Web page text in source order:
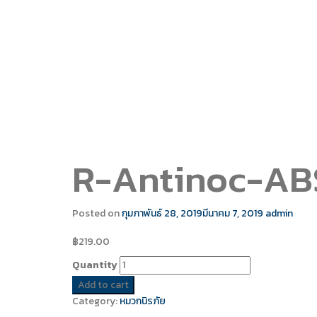
R-Antinoc-
Posted onกุมภาพันธ์ 28, 2019มีนาคม 7, 2019 admin
฿219.00
Quantity
Add to cart
Category:หมวกนิรภัย